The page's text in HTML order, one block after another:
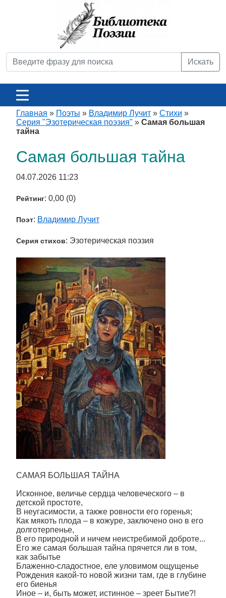
Искать
Главная » Поэты » Владимир Лучит » Стихи »
Серия "Эзотерическая поэзия" » Самая большая
тайна
Самая большая тайна
04.07.2026 11:23
Рейтинг: 0,00 (0)
Поэт: Владимир Лучит
Серия стихов: Эзотерическая поэзия
САМАЯ БОЛЬШАЯ ТАЙНА
Исконное, величье сердца человеческого – в
детской простоте,
В неугасимости, а также ровности его горенья;
Как мякоть плода – в кожуре, заключено оно в его
долготерпенье,
В его природной и ничем неистребимой доброте...
Его же самая большая тайна прячется ли в том,
как забытье
Блаженно-сладостное, еле уловимом ощущенье
Рождения какой-то новой жизни там, где в глубине
его биенья
Иное – и, быть может, истинное – зреет Бытие?!